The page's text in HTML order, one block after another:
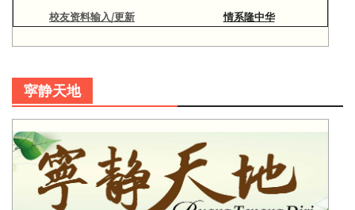
校友资料输入/更新 情系隆中华
寜静天地